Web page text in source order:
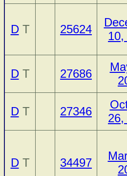
DT 25624
10,
DT 27686
DT 27346
26,
DT 34497